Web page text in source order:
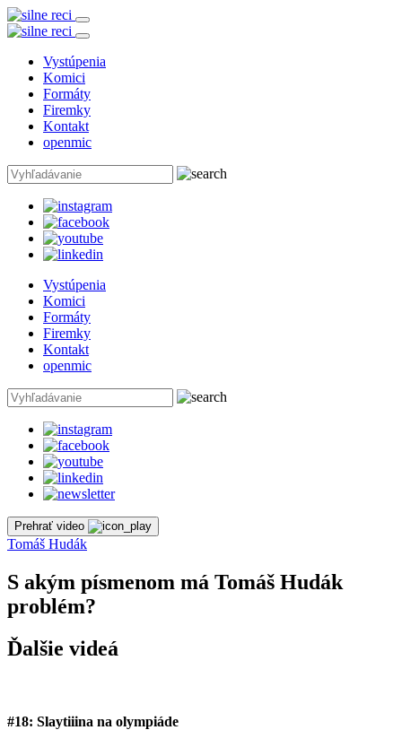
Vystúpenia
Komici
Formáty
Firemky
Kontakt
openmic
Vystúpenia
Komici
Formáty
Firemky
Kontakt
openmic
Prehrať video
Tomáš Hudák
S akým písmenom má Tomáš Hudák
problém?
Ďalšie videá
#18: Slaytiiina na olympiáde